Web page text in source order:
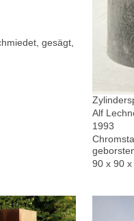
gesägt,
Alf
1993
90 x 90